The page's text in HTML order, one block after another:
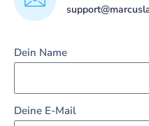
Dein Name
Deine E-Mail